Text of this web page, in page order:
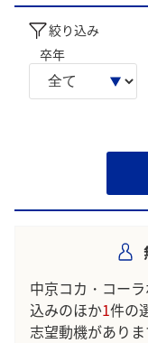
絞り込み
卒年
中京コカ・コー
込みのほか1件の
志望動機がありま